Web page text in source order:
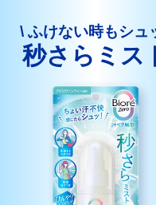
\ ふけない時もシュ
秒さらミス